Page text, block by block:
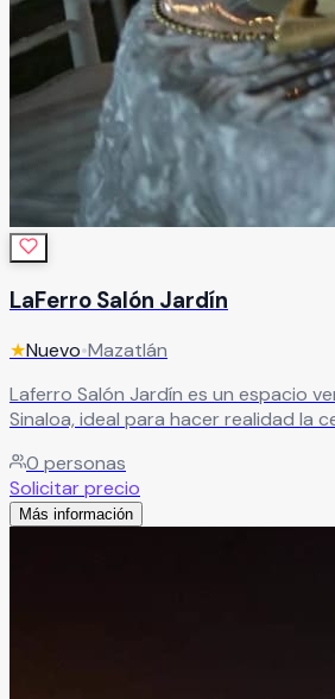
LaFerro Salón Jardín
★Nuevo•Mazatlán
Laferro Salón Jardín es un espacio
Sinaloa, ideal para hacer realidad la
diseñados para brindarte una
permitiéndote disfrutar cada
queridos en un ambiente especial y
0 personas
Solicitar precio
Más información